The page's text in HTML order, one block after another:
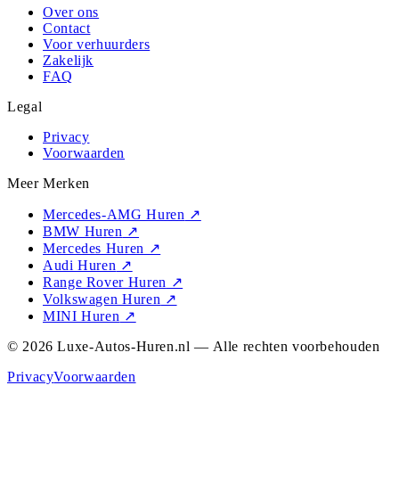
Over ons
Contact
Voor verhuurders
Zakelijk
FAQ
Legal
Privacy
Voorwaarden
Meer Merken
Mercedes-AMG Huren ↗
BMW Huren ↗
Mercedes Huren ↗
Audi Huren ↗
Range Rover Huren ↗
Volkswagen Huren ↗
MINI Huren ↗
© 2026 Luxe-Autos-Huren.nl — Alle rechten voorbehouden
PrivacyVoorwaarden